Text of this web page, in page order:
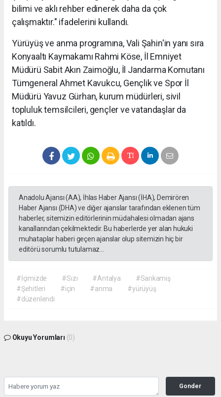
bilimi ve aklı rehber edinerek daha da çok
çalışmaktır." ifadelerini kullandı.
Yürüyüş ve anma programına, Vali Şahin'in yanı sıra
Konyaaltı Kaymakamı Rahmi Köse, İl Emniyet
Müdürü Sabit Akın Zaimoğlu, İl Jandarma Komutanı
Tümgeneral Ahmet Kavukcu, Gençlik ve Spor İl
Müdürü Yavuz Gürhan, kurum müdürleri, sivil
topluluk temsilcileri, gençler ve vatandaşlar da
katıldı.
Anadolu Ajansı (AA), İhlas Haber Ajansı (İHA), Demirören
Haber Ajansı (DHA) ve diğer ajanslar tarafından eklenen tüm
haberler, sitemizin editörlerinin müdahalesi olmadan ajans
kanallarından çekilmektedir. Bu haberlerde yer alan hukuki
muhataplar haberi geçen ajanslar olup sitemizin hiç bir
editörü sorumlu tutulamaz...
#İçimizde #Sızı #Antalya
#Sarıkamış
#Şehitleri
#için #anma
#yürüyüş
#düzenlendi
Okuyu Yorumları (0)
Gonder